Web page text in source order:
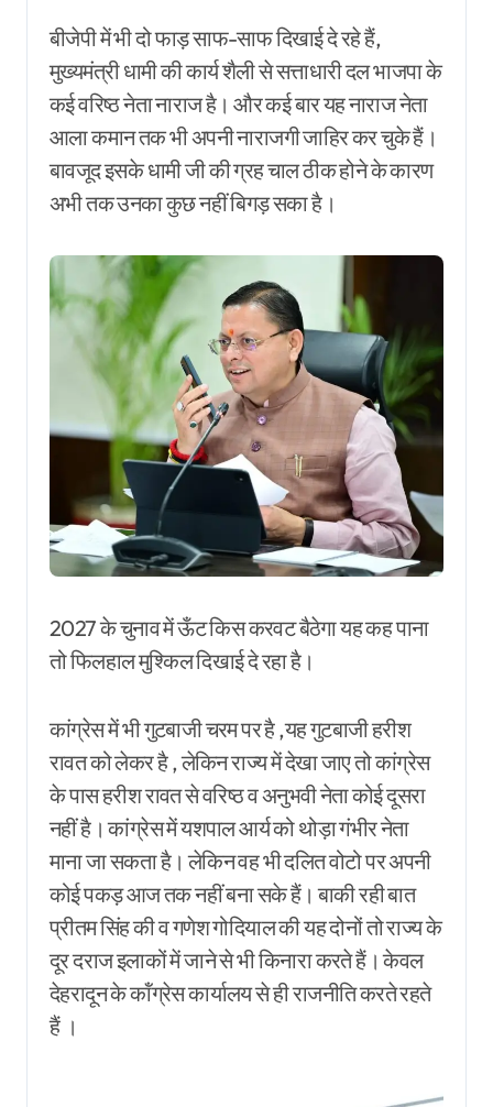
बीजेपी में भी दो फाड़ साफ-साफ दिखाई दे रहे हैं,
मुख्यमंत्री धामी की कार्य शैली से सत्ताधारी दल भाजपा के
कई वरिष्ठ नेता नाराज है। और कई बार यह नाराज नेता
आला कमान तक भी अपनी नाराजगी जाहिर कर चुके हैं।
बावजूद इसके धामी जी की ग्रह चाल ठीक होने के कारण
अभी तक उनका कुछ नहीं बिगड़ सका है।
2027 के चुनाव में ऊँट किस करवट बैठेगा यह कह पाना
तो फिलहाल मुश्किल दिखाई दे रहा है।
कांग्रेस में भी गुटबाजी चरम पर है ,यह गुटबाजी हरीश
रावत को लेकर है , लेकिन राज्य में देखा जाए तो कांग्रेस
के पास हरीश रावत से वरिष्ठ व अनुभवी नेता कोई दूसरा
नहीं है। कांग्रेस में यशपाल आर्य को थोड़ा गंभीर नेता
माना जा सकता है। लेकिन वह भी दलित वोटो पर अपनी
कोई पकड़ आज तक नहीं बना सके हैं। बाकी रही बात
प्रीतम सिंह की व गणेश गोदियाल की यह दोनों तो राज्य के
दूर दराज इलाकों में जाने से भी किनारा करते हैं। केवल
देहरादून के कॉंग्रेस कार्यालय से ही राजनीति करते रहते
हैं ।